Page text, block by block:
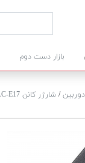
بازار دست دوم
/ شارژر کانن LC-E17 ( کپی درجه 1 )